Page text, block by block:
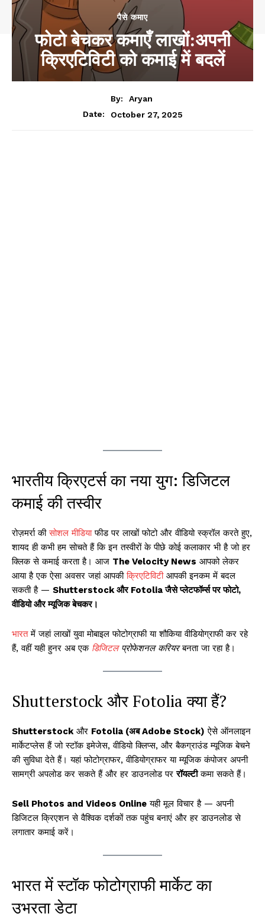
पैसे कमाए
फोटो बेचकर कमाएँ लाखों:अपनी
क्रिएटिविटी को कमाई में बदलें
By:
Aryan
Date:
October 27, 2025
भारतीय क्रिएटर्स का नया युग: डिजिटल
कमाई की तस्वीर
रोज़मर्रा कीसोशल मीडियाफीड पर लाखों फोटो और वीडियो स्क्रॉल करते हुए,
शायद ही कभी हम सोचते हैं कि इन तस्वीरों के पीछे कोई कलाकार भी है जो हर
क्लिक से कमाई करता है। आज The Velocity News आपको लेकर
आया है एक ऐसा अवसर जहां आपकीक्रिएटिविटीआपकी इनकम में बदल
सकती है — Shutterstock और Fotolia जैसे प्लेटफॉर्म्स पर फोटो,
वीडियो और म्यूजिक बेचकर।
भारतमें जहां लाखों युवा मोबाइल फोटोग्राफी या शौकिया वीडियोग्राफी कर रहे
हैं, वहीं यही हुनर अब एक डिजिटलप्रोफेशनल करियरबनता जा रहा है।
Shutterstock और Fotolia क्या हैं?
Shutterstockऔर Fotolia (अब Adobe Stock) ऐसे ऑनलाइन
मार्केटप्लेस हैं जो स्टॉक इमेजेस, वीडियो क्लिप्स, और बैकग्राउंड म्यूजिक बेचने
की सुविधा देते हैं। यहां फोटोग्राफर, वीडियोग्राफर या म्यूजिक कंपोजर अपनी
सामग्री अपलोड कर सकते हैं और हर डाउनलोड पररॉयल्टीकमा सकते हैं।
Sell Photos and Videos Online यही मूल विचार है — अपनी
डिजिटल क्रिएशन से वैश्विक दर्शकों तक पहुंच बनाएं और हर डाउनलोड से
लगातार कमाई करें।
भारत में स्टॉक फोटोग्राफी मार्केट का
उभरता डेटा